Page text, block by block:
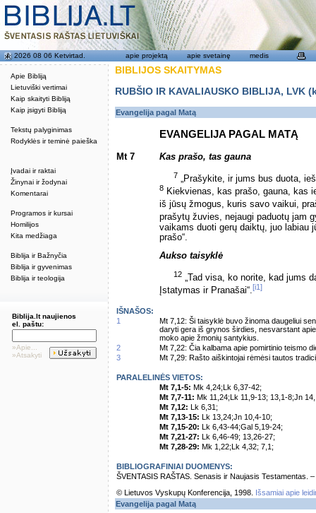
Apie Bibliją
Lietuviški vertimai
Kaip skaityti Bibliją
Kaip įsigyti Bibliją
Tekstų palyginimas
Rodyklės ir teminė paieška
Įvadai ir raktai
Žinynai ir žodynai
Komentarai
Programos ir kursai
Homilijos
Kita medžiaga
Biblija ir Bažnyčia
Biblija ir gyvenimas
Biblija ir teologija
2026 08 06 Ketvirtad. apie projektą apie svetainę medis
Biblija.lt naujienos
el. paštu:
»Apie...
»Atsakyti
BIBLIJOS SKAITYMAS
RUBŠIO IR KAVALIAUSKO BIBLIJA,
Evangelija pagal Matą
EVANGELIJA PAGAL MATĄ
Mt 7 Kas prašo, tas gauna
7 „Prašykite, ir jums bus duota,
8 Kiekvienas, kas prašo, gauna, kas
iš jūsų žmogus, kuris savo vaikui,
prašytų žuvies, nejaugi paduotų jam
vaikams duoti gerų daiktų, juo labiau
prašo“.
Aukso taisyklė
12 „Tad visa, ko norite, kad jums
Įstatymas ir Pranašai“.[i1]
IŠNAŠOS:
1
Mt 7,12: Ši taisyklė buvo žinoma daugeliui
daryti gera iš grynos širdies, nesvarstant
moko apie žmonių santykius.
2
Mt 7,22: Čia kalbama apie pomirtinio teismo
3
Mt 7,29: Rašto aiškintojai rėmėsi tautos
PARALELINĖS VIETOS:
Mt 7,1-5: Mk 4,24;Lk 6,37-42;
Mt 7,7-11: Mk 11,24;Lk 11,9-13; 13,1-8;Jn
Mt 7,12: Lk 6,31;
Mt 7,13-15: Lk 13,24;Jn 10,4-10;
Mt 7,15-20: Lk 6,43-44;Gal 5,19-24;
Mt 7,21-27: Lk 6,46-49; 13,26-27;
Mt 7,28-29: Mk 1,22;Lk 4,32; 7,1;
BIBLIOGRAFINIAI DUOMENYS:
ŠVENTASIS RAŠTAS. Senasis ir Naujasis Testamentas.
© Lietuvos Vyskupų Konferencija, 1998.
Išsamiai apie
Evangelija pagal Matą